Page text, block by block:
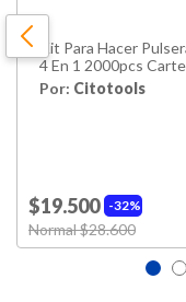
Kit Para Hacer
4 En 1 2000pcs
Niñas
Por: Citotools
32%
$19.500
Price reduced from
Normal $28.600